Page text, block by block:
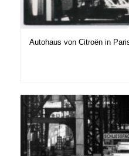
Autohaus von Citroën in